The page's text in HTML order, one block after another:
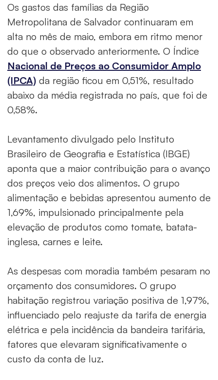
Os gastos das famílias da Região
Metropolitana de Salvador continuaram em
alta no mês de maio, embora em ritmo menor
do que o observado anteriormente. O Índice
Nacional de Preços ao Consumidor Amplo
(IPCA) da região ficou em 0,51%, resultado
abaixo da média registrada no país, que foi de
0,58%.
Levantamento divulgado pelo Instituto
Brasileiro de Geografia e Estatística (IBGE)
aponta que a maior contribuição para o avanço
dos preços veio dos alimentos. O grupo
alimentação e bebidas apresentou aumento de
1,69%, impulsionado principalmente pela
elevação de produtos como tomate, batata-
inglesa, carnes e leite.
As despesas com moradia também pesaram no
orçamento dos consumidores. O grupo
habitação registrou variação positiva de 1,97%,
influenciado pelo reajuste da tarifa de energia
elétrica e pela incidência da bandeira tarifária,
fatores que elevaram significativamente o
custo da conta de luz.